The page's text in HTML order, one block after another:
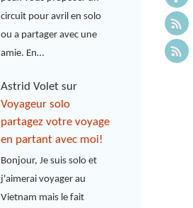
circuit pour avril en solo
ou a partager avec une
amie. En…
Astrid Volet sur
Voyageur solo
partagez votre voyage
en partant avec moi!
Bonjour, Je suis solo et
j'aimerai voyager au
Vietnam mais le fait